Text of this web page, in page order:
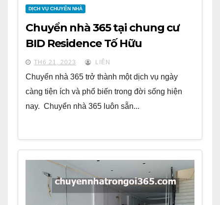
DỊCH VỤ CHUYỂN NHÀ
Chuyển nhà 365 tại chung cư
BID Residence Tố Hữu
TH6 21, 2023 LIÊN
Chuyển nhà 365 trở thành một dịch vụ ngày
càng tiện ích và phổ biến trong đời sống hiện
nay. Chuyển nhà 365 luôn sẵn...